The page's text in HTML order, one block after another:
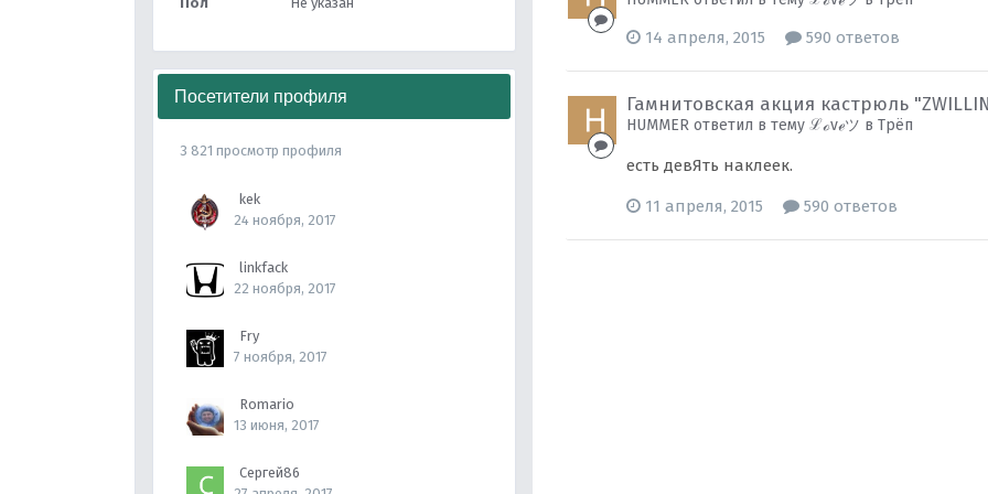
Посетители профиля
3 821 просмотр профиля
kek
24 ноября, 2017
linkfack
22 ноября, 2017
Fry
7 ноября, 2017
Romario
13 июня, 2017
Сергей86
14 апреля, 2015 590 ответов
Гамнитовская акция кастрюль
HUMMER ответил в тему ℒℴvℯツ вТрёп
есть девЯть наклеек.
11 апреля, 2015 590 ответов